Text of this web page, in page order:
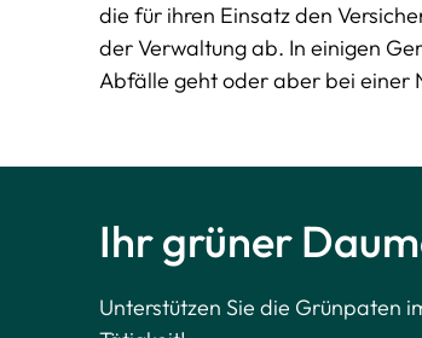
die für ihren Einsatz den
der Verwaltung ab. In einigen
Abfälle geht oder aber bei einer
Ihr grüner
Unterstützen Sie die Grünpaten